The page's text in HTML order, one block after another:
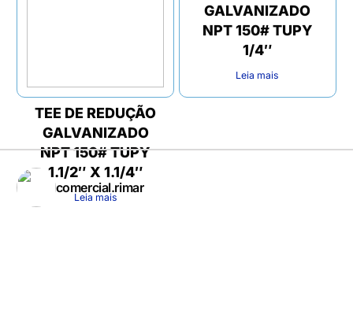
TEE DE REDUÇÃO
GALVANIZADO
NPT 150# TUPY
1.1/2″ X 1.1/4″
Leia mais
GALVANIZADO
NPT 150# TUPY
1/4″
Leia mais
comercial.rimar